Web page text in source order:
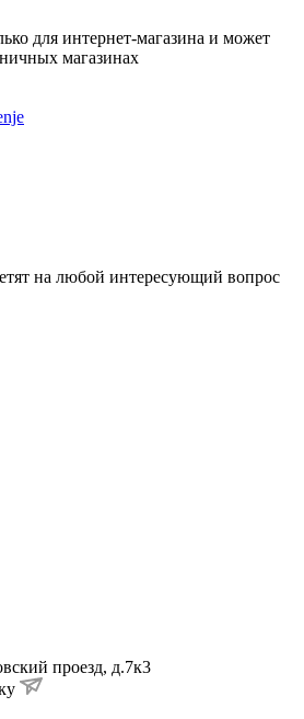
для интернет-магазина и может
магазинах
на любой интересующий вопрос
проезд, д.7к3